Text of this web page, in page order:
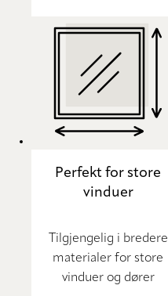
Perfekt for store
vinduer
Tilgjengelig i bredere
materialer for store
vinduer og dører